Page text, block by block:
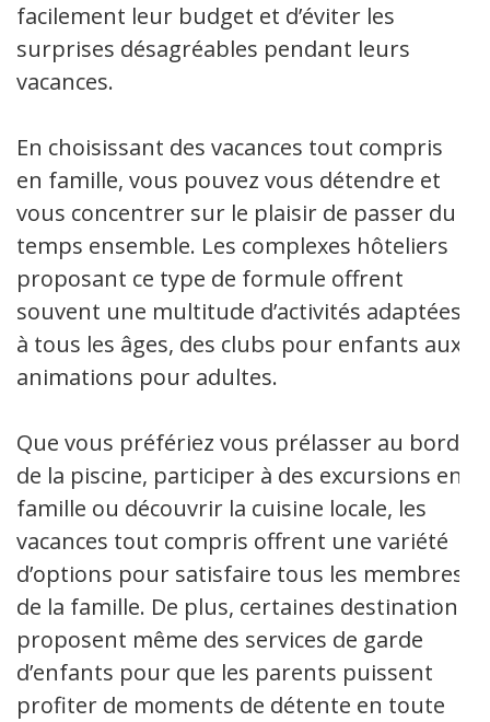
facilement leur budget et d’éviter les
surprises désagréables pendant leurs
vacances.
En choisissant des vacances tout compris
en famille, vous pouvez vous détendre et
vous concentrer sur le plaisir de passer du
temps ensemble. Les complexes hôteliers
proposant ce type de formule offrent
souvent une multitude d’activités adaptées
à tous les âges, des clubs pour enfants aux
animations pour adultes.
Que vous préfériez vous prélasser au bord
de la piscine, participer à des excursions en
famille ou découvrir la cuisine locale, les
vacances tout compris offrent une variété
d’options pour satisfaire tous les membres
de la famille. De plus, certaines destinations
proposent même des services de garde
d’enfants pour que les parents puissent
profiter de moments de détente en toute